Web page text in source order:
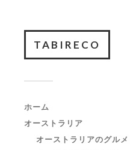
TABIRECO
ホーム
オーストラリア
オーストラリアのグルメ